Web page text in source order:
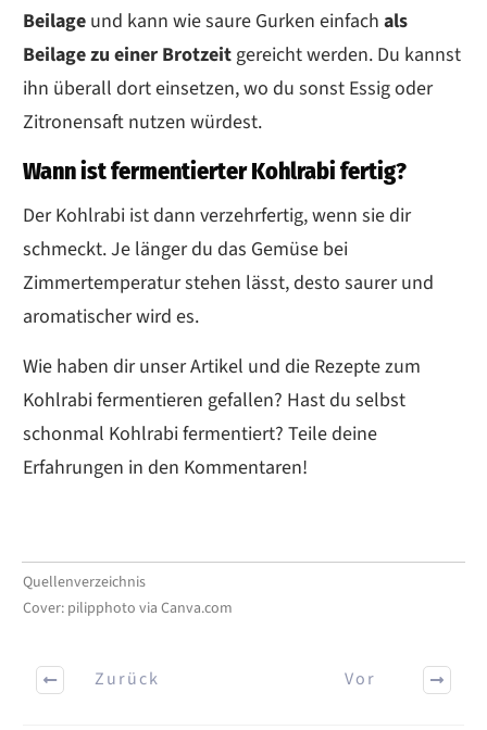
Beilage und kann wie saure Gurken einfach als
Beilage zu einer Brotzeit gereicht werden. Du kannst
ihn überall dort einsetzen, wo du sonst Essig oder
Zitronensaft nutzen würdest.
Wann ist fermentierter Kohlrabi fertig?
Der Kohlrabi ist dann verzehrfertig, wenn sie dir
schmeckt. Je länger du das Gemüse bei
Zimmertemperatur stehen lässt, desto saurer und
aromatischer wird es.
Wie haben dir unser Artikel und die Rezepte zum
Kohlrabi fermentieren gefallen? Hast du selbst
schonmal Kohlrabi fermentiert? Teile deine
Erfahrungen in den Kommentaren!
Quellenverzeichnis
Cover: pilipphoto via Canva.com
Zurück Vor